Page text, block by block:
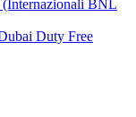
BNL
Duty Free